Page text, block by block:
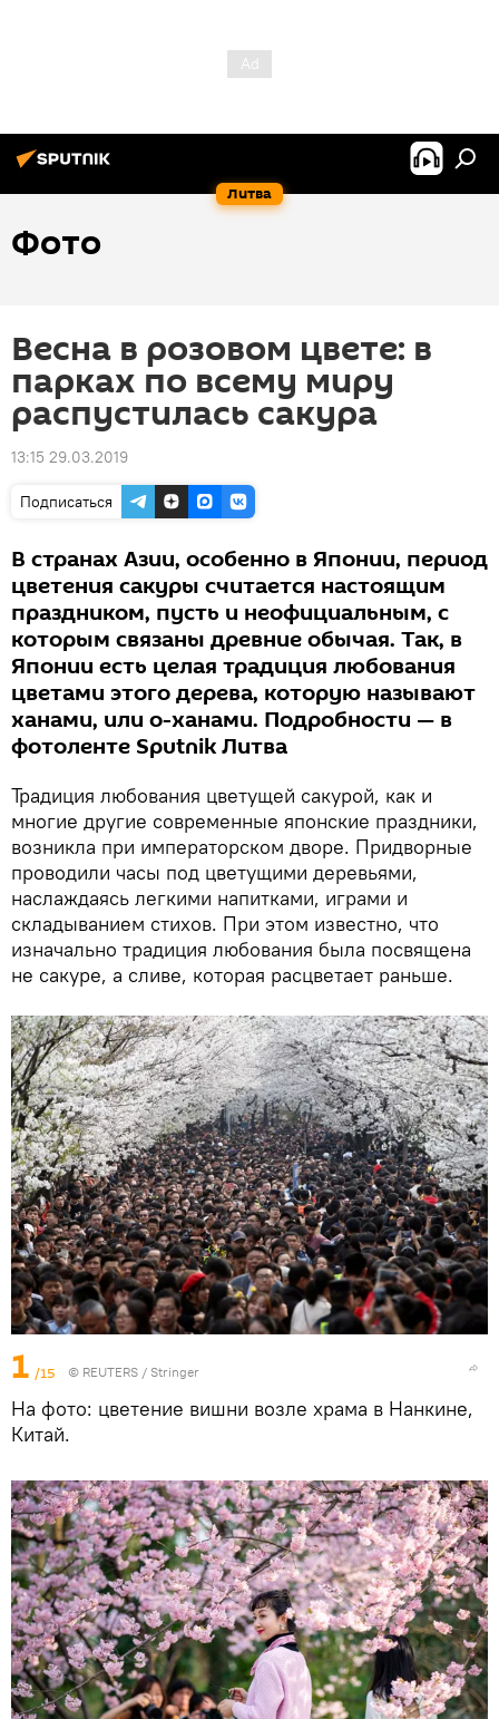
Литва
Фото
Весна в розовом цвете: в
парках по всему миру
распустилась сакура
13:15 29.03.2019
Подписаться
В странах Азии, особенно в Японии, период
цветения сакуры считается настоящим
праздником, пусть и неофициальным, с
которым связаны древние обычая. Так, в
Японии есть целая традиция любования
цветами этого дерева, которую называют
ханами, или о-ханами. Подробности — в
фотоленте Sputnik Литва
Традиция любования цветущей сакурой, как и
многие другие современные японские праздники,
возникла при императорском дворе. Придворные
проводили часы под цветущими деревьями,
наслаждаясь легкими напитками, играми и
складыванием стихов. При этом известно, что
изначально традиция любования была посвящена
не сакуре, а сливе, которая расцветает раньше.
1 /15 © REUTERS / Stringer
На фото: цветение вишни возле храма в Нанкине,
Китай.